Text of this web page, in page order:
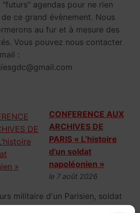
"futurs" agendas pour ne rien
ce grand évènement. Nous
au fur et à mesure des
Vous pouvez nous contacter
:
CONFERENCE AUX
ARCHIVES DE
PARIS « L’histoire
d’un soldat
napoléonien »
le 7 août 2026
militaire d'un Parisien, soldat